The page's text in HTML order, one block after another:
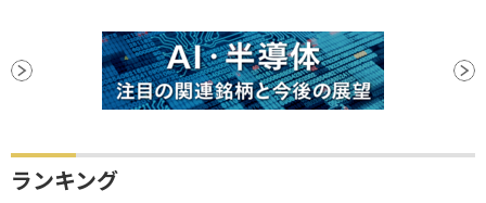
ランキング